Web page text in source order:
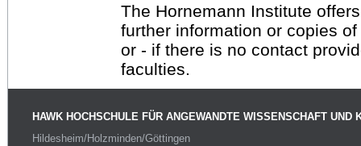
The Hornemann Institute
further information or copies
or - if there is no contact
faculties.
HAWK HOCHSCHULE FÜR ANGEWANDTE WISSENSCHAFT UND
Hildesheim/Holzminden/Göttingen